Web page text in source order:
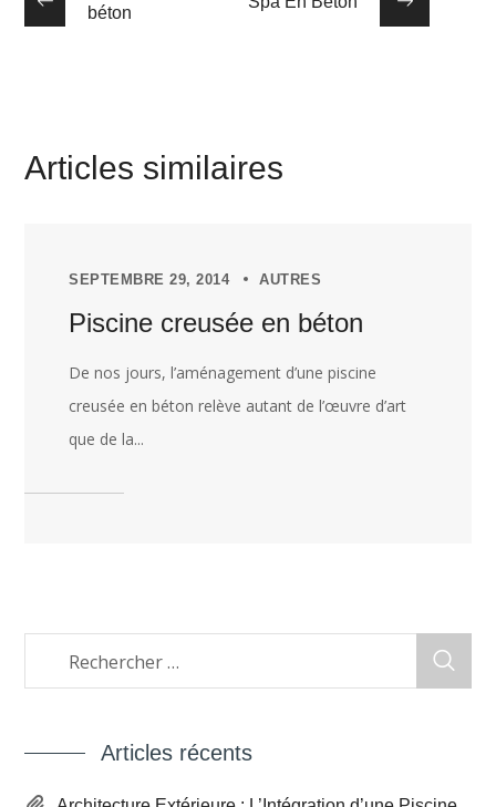
béton
Articles similaires
SEPTEMBRE 29, 2014 AUTRES
Piscine creusée en béton
De nos jours, l’aménagement d’une piscine
creusée en béton relève autant de l’œuvre d’art
que de la...
Articles récents